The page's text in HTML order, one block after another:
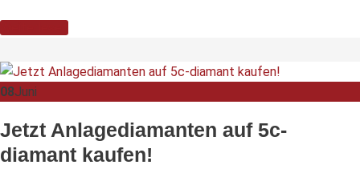
08Juni
Jetzt Anlagediamanten auf 5c-
diamant kaufen!